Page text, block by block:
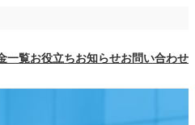
一覧お役立ちお知らせお問い合わせ